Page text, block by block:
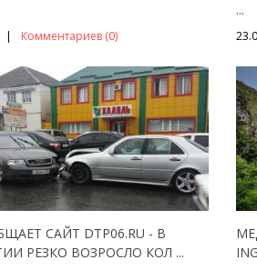
Комментариев (0)
...
САЙТ DTP06.RU - В
РЕЗКО ВОЗРОСЛО КОЛ ...